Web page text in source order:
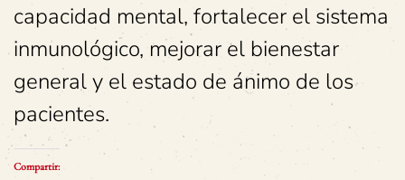
capacidad mental, fortalecer el sistema
inmunológico, mejorar el bienestar
general y el estado de ánimo de los
pacientes.
Compartir: